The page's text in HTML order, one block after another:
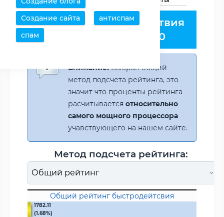
Создание сайта
антиспам
спам
Рейтинг быстродействия
Core 2 Quad Q9000
Внимание!Выбран общий
метод подсчета рейтинга, это
значит что проценты рейтинга
расчитывается относительно
самого мощного процессора
учавствующего на нашем сайте.
Метод подсчета рейтинга:
Общий рейтинг быстродейтсвия
1782.11
(1.68%)